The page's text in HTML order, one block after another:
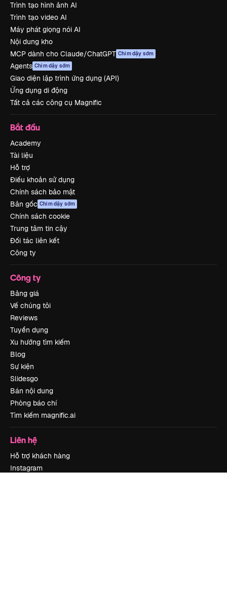
Trình tạo hình ảnh AI
Trình tạo video AI
Máy phát giọng nói AI
Nội dung kho
MCP dành cho Claude/ChatGPT Chim dậy sớm
Agents Chim dậy sớm
Giao diện lập trình ứng dụng (API)
Ứng dụng di động
Tất cả các công cụ Magnific
Bắt đầu
Academy
Tài liệu
Hỗ trợ
Điều khoản sử dụng
Chính sách bảo mật
Bản gốc Chim dậy sớm
Chính sách cookie
Trung tâm tin cậy
Đối tác liên kết
Công ty
Công ty
Bảng giá
Về chúng tôi
Reviews
Tuyển dụng
Xu hướng tìm kiếm
Blog
Sự kiện
Slidesgo
Bán nội dung
Phòng báo chí
Tìm kiếm magnific.ai
Liên hệ
Hỗ trợ khách hàng
Instagram